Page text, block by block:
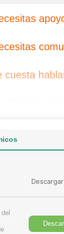
cuesta
Descargar